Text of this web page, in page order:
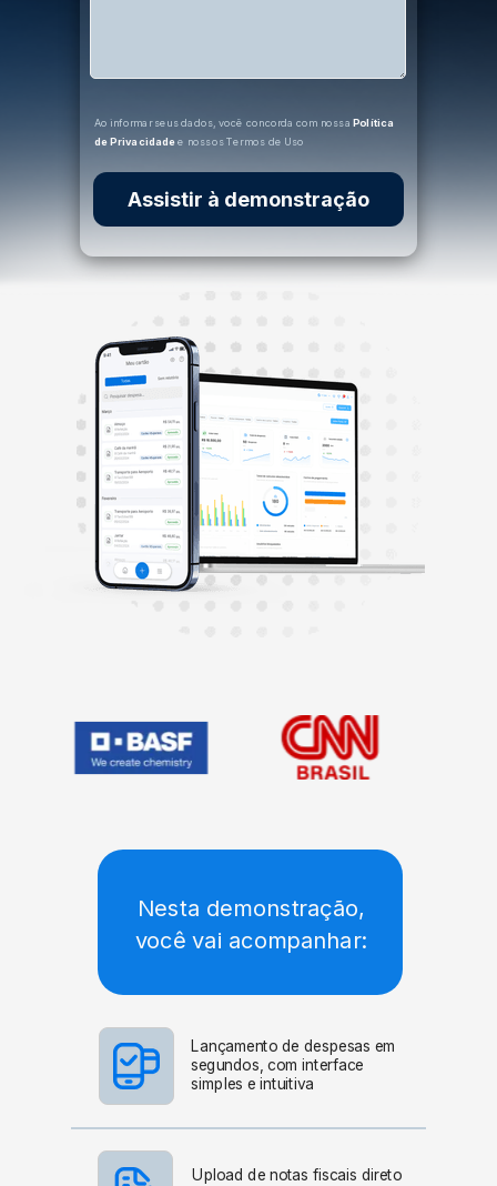
Nesta demonstração,
você vai acompanhar:
Upload de notas fiscais direto
Lançamento de despesas em
segundos, com interface
simples e intuitiva
Ao informar seus dados, você concorda com nossaPolítica
de Privacidadee nossosTermos de Uso
Assistir à demonstração